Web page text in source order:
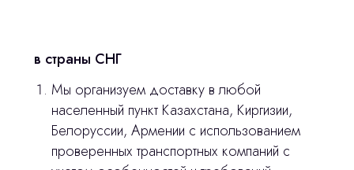
в страны СНГ
Мы организуем доставку в любой
населенный пункт Казахстана, Киргизии,
Белоруссии, Армении с использованием
проверенных транспортных компаний с
оставьте контакты, мы свяжемся и
ответим на все вопросы
© 2024 ЛС Дентал Групп
Главная